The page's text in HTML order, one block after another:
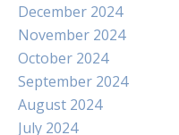
December 2024
November 2024
October 2024
September 2024
August 2024
July 2024